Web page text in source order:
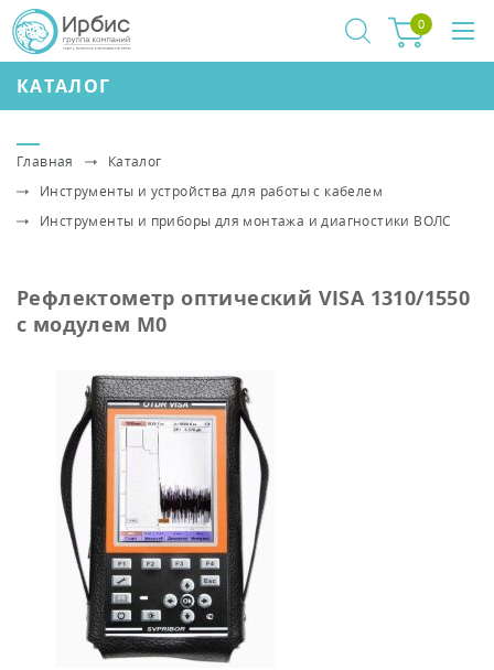
КАТАЛОГ
0
Главная
Каталог
Инструменты и устройства для работы с кабелем
Инструменты и приборы для монтажа и диагностики ВОЛС
Рефлектометр оптический VISA 1310/1550
с модулем М0